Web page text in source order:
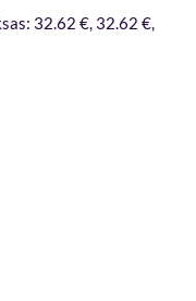
32.62 €, 32.62 €,